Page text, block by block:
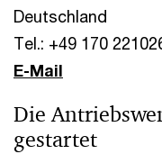
Deutschland
Tel.: +49 170
E-Mail
Die
gestartet